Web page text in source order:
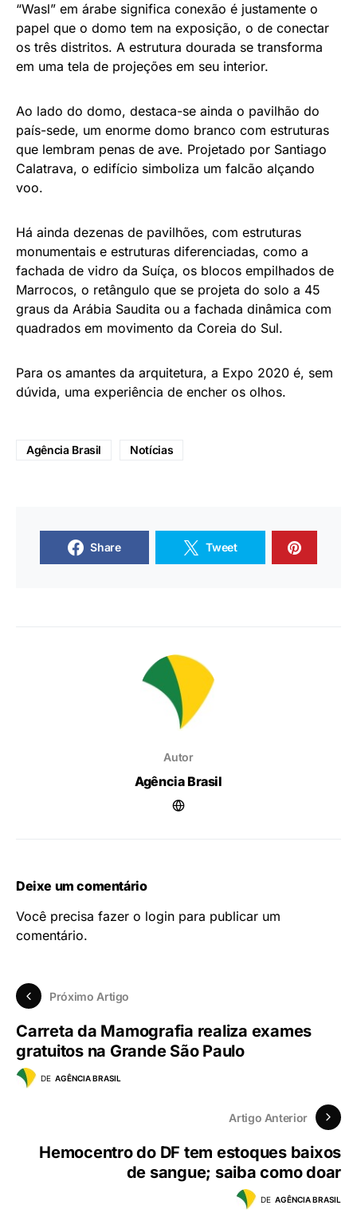
“Wasl” em árabe significa conexão é justamente o
papel que o domo tem na exposição, o de conectar
os três distritos. A estrutura dourada se transforma
em uma tela de projeções em seu interior.
Ao lado do domo, destaca-se ainda o pavilhão do
país-sede, um enorme domo branco com estruturas
que lembram penas de ave. Projetado por Santiago
Calatrava, o edifício simboliza um falcão alçando
voo.
Há ainda dezenas de pavilhões, com estruturas
monumentais e estruturas diferenciadas, como a
fachada de vidro da Suíça, os blocos empilhados de
Marrocos, o retângulo que se projeta do solo a 45
graus da Arábia Saudita ou a fachada dinâmica com
quadrados em movimento da Coreia do Sul.
Para os amantes da arquitetura, a Expo 2020 é, sem
dúvida, uma experiência de encher os olhos.
Agência Brasil Notícias
Share Tweet
Autor
Agência Brasil
Deixe um comentário
Você precisa fazer o login para publicar um
comentário.
Próximo Artigo
Carreta da Mamografia realiza exames
gratuitos na Grande São Paulo
DE AGÊNCIA BRASIL
Artigo Anterior
Hemocentro do DF tem estoques baixos
de sangue; saiba como doar
DE AGÊNCIA BRASIL